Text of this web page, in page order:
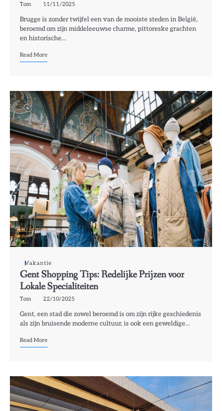
Tom 11/11/2025
Brugge is zonder twijfel een van de mooiste steden in België,
beroemd om zijn middeleeuwse charme, pittoreske grachten
en historische…
Read More
Vakantie
Gent Shopping Tips: Redelijke Prijzen voor
Lokale Specialiteiten
Tom 22/10/2025
Gent, een stad die zowel beroemd is om zijn rijke geschiedenis
als zijn bruisende moderne cultuur, is ook een geweldige…
Read More